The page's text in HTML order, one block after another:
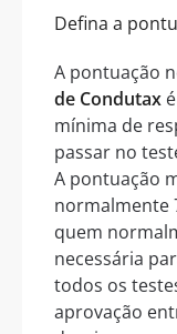
Defina a
A pontuação
de Condutax
mínima de
passar no
A pontuação
normalmente
quem
necessária
todos os
aprovação